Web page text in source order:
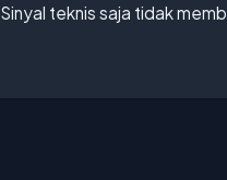
Sinyal teknis saja tidak